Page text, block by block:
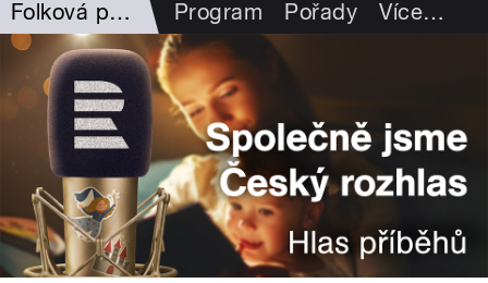
Folková pohlazení Program Pořady Více…